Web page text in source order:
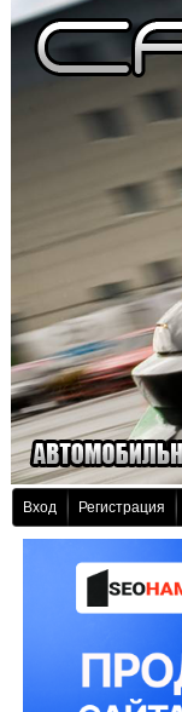
Вход Регистрация